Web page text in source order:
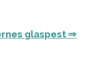
glaspest ⇒